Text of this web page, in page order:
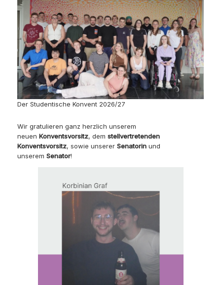
Der Studentische Konvent 2026/27
Wir gratulieren ganz herzlich unserem
neuen Konventsvorsitz, dem stellvertretenden
Konventsvorsitz, sowie unserer Senatorin und
unserem Senator!